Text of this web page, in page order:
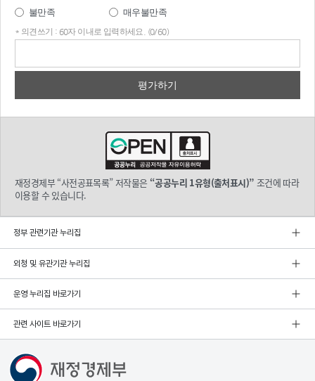
불만족
매우불만족
* 의견쓰기 : 60자 이내로 입력하세요. (0/60)
재정경제부 “사전공표목록” 저작물은 “공공누리 1유형(출처표시)” 조건에 따라
이용할 수 있습니다.
정부 관련기관 누리집
외청 및 유관기관 누리집
운영 누리집 바로가기
관련 사이트 바로가기